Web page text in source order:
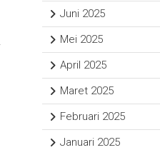
Juni 2025
Mei 2025
April 2025
Maret 2025
Februari 2025
Januari 2025